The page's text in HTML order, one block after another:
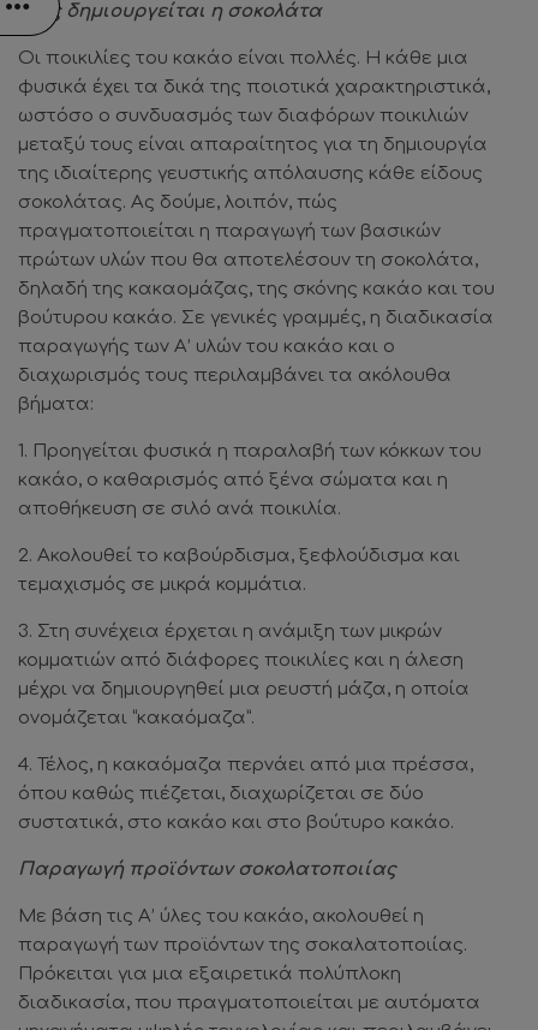
Πώς δημιουργείται η σοκολάτα
Οι ποικιλίες του κακάο είναι πολλές. Η κάθε μια
φυσικά έχει τα δικά της ποιοτικά χαρακτηριστικά,
ωστόσο ο συνδυασμός των διαφόρων ποικιλιών
μεταξύ τους είναι απαραίτητος για τη δημιουργία
της ιδιαίτερης γευστικής απόλαυσης κάθε είδους
σοκολάτας. Ας δούμε, λοιπόν, πώς
πραγματοποιείται η παραγωγή των βασικών
πρώτων υλών που θα αποτελέσουν τη σοκολάτα,
δηλαδή της κακαομάζας, της σκόνης κακάο και του
βούτυρου κακάο. Σε γενικές γραμμές, η διαδικασία
παραγωγής των Α’ υλών του κακάο και ο
διαχωρισμός τους περιλαμβάνει τα ακόλουθα
βήματα:
1. Προηγείται φυσικά η παραλαβή των κόκκων του
κακάο, ο καθαρισμός από ξένα σώματα και η
αποθήκευση σε σιλό ανά ποικιλία.
2. Ακολουθεί το καβούρδισμα, ξεφλούδισμα και
τεμαχισμός σε μικρά κομμάτια.
3. Στη συνέχεια έρχεται η ανάμιξη των μικρών
κομματιών από διάφορες ποικιλίες και η άλεση
μέχρι να δημιουργηθεί μια ρευστή μάζα, η οποία
ονομάζεται “κακαόμαζα”.
4. Τέλος, η κακαόμαζα περνάει από μια πρέσσα,
όπου καθώς πιέζεται, διαχωρίζεται σε δύο
συστατικά, στο κακάο και στο βούτυρο κακάο.
Παραγωγή προϊόντων σοκολατοποιίας
Με βάση τις Α’ ύλες του κακάο, ακολουθεί η
παραγωγή των προϊόντων της σοκαλατοποιίας.
Πρόκειται για μια εξαιρετικά πολύπλοκη
διαδικασία, που πραγματοποιείται με αυτόματα